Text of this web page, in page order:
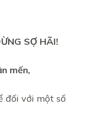
SỢ HÃI!
mến,
đối với một số